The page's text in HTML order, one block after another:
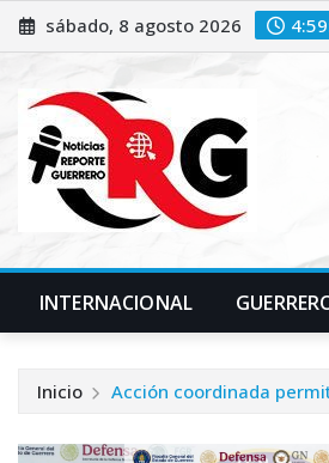
Saltar
al
sábado, 8 agosto 2026
INTERNACIONAL
Inicio Acción coordinada